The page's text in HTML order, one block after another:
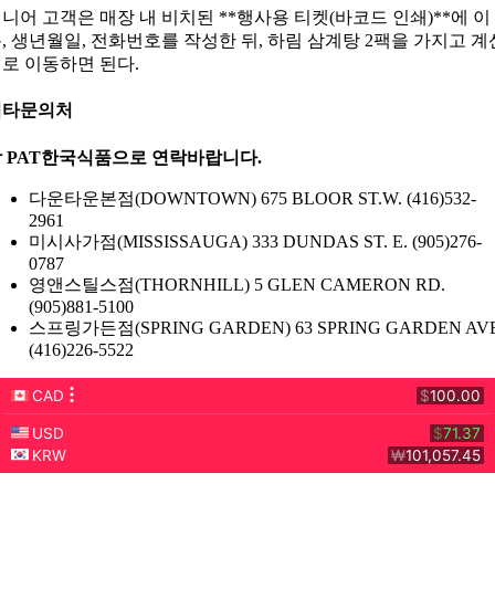
어 고객은 매장 내 비치된 **행사용 티켓(바코드 인쇄)**에 이
생년월일, 전화번호를 작성한 뒤, 하림 삼계탕 2팩을 가지고 계
이동하면 된다.
문의처
PAT한국식품으로 연락바랍니다.
다운타운본점(DOWNTOWN) 675 BLOOR ST.W. (416)532-
2961
미시사가점(MISSISSAUGA) 333 DUNDAS ST. E. (905)276-
0787
영앤스틸스점(THORNHILL) 5 GLEN CAMERON RD.
(905)881-5100
스프링가든점(SPRING GARDEN) 63 SPRING GARDEN
(416)226-5522